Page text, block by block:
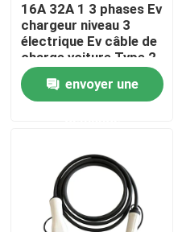
Maison
Produits
Visite d'usine
Contrôle de qualité
16A 32A 1 3 phases Ev
chargeur niveau 3
électrique Ev câble de
charge voiture Type 2
à Type 2 Ev câble de
charge envoyer une